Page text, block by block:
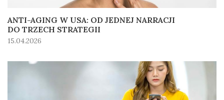
ANTI-AGING W USA: OD JEDNEJ NARRACJI
DO TRZECH STRATEGII
15.04.2026